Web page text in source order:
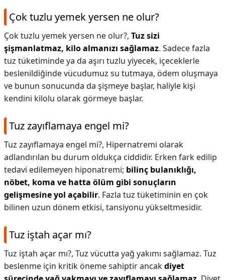
Çok tuzlu yemek yersen ne olur?
Çok tuzlu yemek yersen ne olur?, Tuz sizi
şişmanlatmaz, kilo almanızı sağlamaz. Sadece fazla
tuz tüketiminde ya da aşırı tuzlu yiyecek, içeceklerle
beslenildiğinde vücudumuz su tutmaya, ödem oluşmaya
ve bunun sonucunda da şişmeye başlar, haliyle kişi
kendini kilolu olarak görmeye başlar.
Tuz zayıflamaya engel mi?
Tuz zayıflamaya engel mi?, Hipernatremi olarak
adlandırılan bu durum oldukça ciddidir. Erken fark edilip
tedavi edilemeyen hiponatremi; bilinç bulanıklığı,
nöbet, koma ve hatta ölüm gibi sonuçların
gelişmesine yol açabilir. Fazla tuz tüketiminin en çok
bilinen uzun dönem etkisi, tansiyonu yükseltmesidir.
Tuz iştah açar mı?
Tuz iştah açar mı?, Tuz vücutta yağ yakımı sağlamaz. Tuz
beslenme için kritik öneme sahiptir ancakdiyet